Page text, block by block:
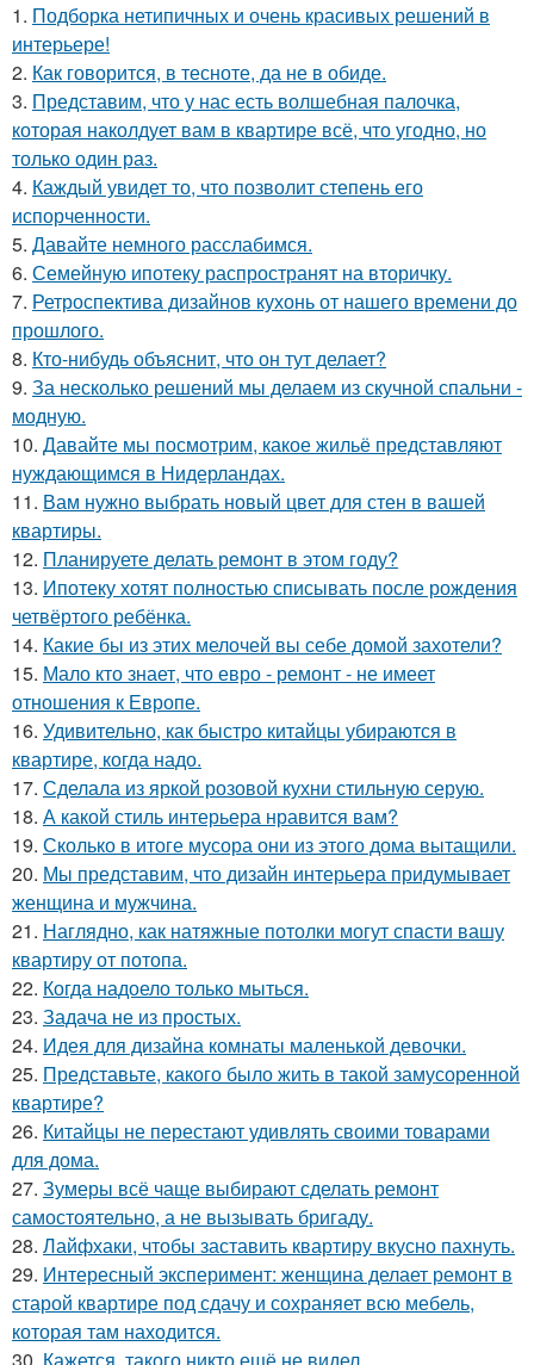
1. Подборка нетипичных и очень красивых решений в
интерьере!
2. Как говорится, в тесноте, да не в обиде.
3. Представим, что у нас есть волшебная палочка,
которая наколдует вам в квартире всё, что угодно, но
только один раз.
4. Каждый увидет то, что позволит степень его
испорченности.
5. Давайте немного расслабимся.
6. Семейную ипотеку распространят на вторичку.
7. Ретроспектива дизайнов кухонь от нашего времени до
прошлого.
8. Кто-нибудь объяснит, что он тут делает?
9. За несколько решений мы делаем из скучной спальни -
модную.
10. Давайте мы посмотрим, какое жильё представляют
нуждающимся в Нидерландах.
11. Вам нужно выбрать новый цвет для стен в вашей
квартиры.
12. Планируете делать ремонт в этом году?
13. Ипотеку хотят полностью списывать после рождения
четвёртого ребёнка.
14. Какие бы из этих мелочей вы себе домой захотели?
15. Мало кто знает, что евро - ремонт - не имеет
отношения к Европе.
16. Удивительно, как быстро китайцы убираются в
квартире, когда надо.
17. Сделала из яркой розовой кухни стильную серую.
18. А какой стиль интерьера нравится вам?
19. Сколько в итоге мусора они из этого дома вытащили.
20. Мы представим, что дизайн интерьера придумывает
женщина и мужчина.
21. Наглядно, как натяжные потолки могут спасти вашу
квартиру от потопа.
22. Когда надоело только мыться.
23. Задача не из простых.
24. Идея для дизайна комнаты маленькой девочки.
25. Представьте, какого было жить в такой замусоренной
квартире?
26. Китайцы не перестают удивлять своими товарами
для дома.
27. Зумеры всё чаще выбирают сделать ремонт
самостоятельно, а не вызывать бригаду.
28. Лайфхаки, чтобы заставить квартиру вкусно пахнуть.
29. Интересный эксперимент: женщина делает ремонт в
старой квартире под сдачу и сохраняет всю мебель,
которая там находится.